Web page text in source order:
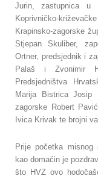
Jurin, zastupnica u
Koprivničko-
Krapinsko-zagorske
Stjepan Skuliber,
Ortner, predsjednik i
Palaš i Zvonimir
Predsjedništva
Marija Bistrica Josip
zagorske Robert
Ivica Krivak te brojni
Prije početka misnog
kao domaćin je
što HVZ ovo